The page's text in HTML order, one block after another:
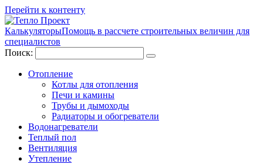
Перейти к контенту
КалькуляторыПомощь в рассчете строительных величин для
специалистов
Поиск:
Отопление
Котлы для отопления
Печи и камины
Трубы и дымоходы
Радиаторы и обогреватели
Водонагреватели
Теплый пол
Вентиляция
Утепление